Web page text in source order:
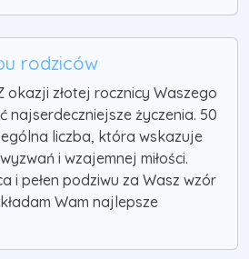
rodziców
okazji złotej rocznicy Waszego
najserdeczniejsze życzenia. 50
liczba, która wskazuje
i wzajemnej miłości.
i pełen podziwu za Wasz wzór
Wam najlepsze